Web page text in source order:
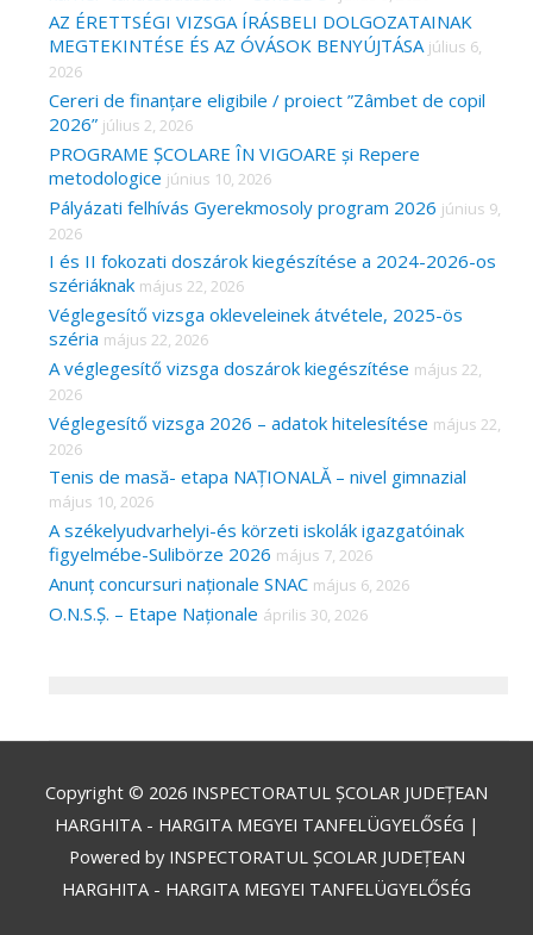
AZ ÉRETTSÉGI VIZSGA ÍRÁSBELI DOLGOZATAINAK
MEGTEKINTÉSE ÉS AZ ÓVÁSOK BENYÚJTÁSA július 6,
2026
Cereri de finanțare eligibile / proiect ”Zâmbet de copil
2026” július 2, 2026
PROGRAME ȘCOLARE ÎN VIGOARE și Repere
metodologice június 10, 2026
Pályázati felhívás Gyerekmosoly program 2026 június 9,
2026
I és II fokozati doszárok kiegészítése a 2024-2026-os
szériáknak május 22, 2026
Véglegesítő vizsga okleveleinek átvétele, 2025-ös
széria május 22, 2026
A véglegesítő vizsga doszárok kiegészítése május 22,
2026
Véglegesítő vizsga 2026 – adatok hitelesítése május 22,
2026
Tenis de masă- etapa NAȚIONALĂ – nivel gimnazial
május 10, 2026
A székelyudvarhelyi-és körzeti iskolák igazgatóinak
figyelmébe-Sulibörze 2026 május 7, 2026
Anunț concursuri naționale SNAC május 6, 2026
O.N.S.Ș. – Etape Naționale április 30, 2026
Copyright © 2026 INSPECTORATUL ȘCOLAR JUDEȚEAN
HARGHITA - HARGITA MEGYEI TANFELÜGYELŐSÉG |
Powered by INSPECTORATUL ȘCOLAR JUDEȚEAN
HARGHITA - HARGITA MEGYEI TANFELÜGYELŐSÉG